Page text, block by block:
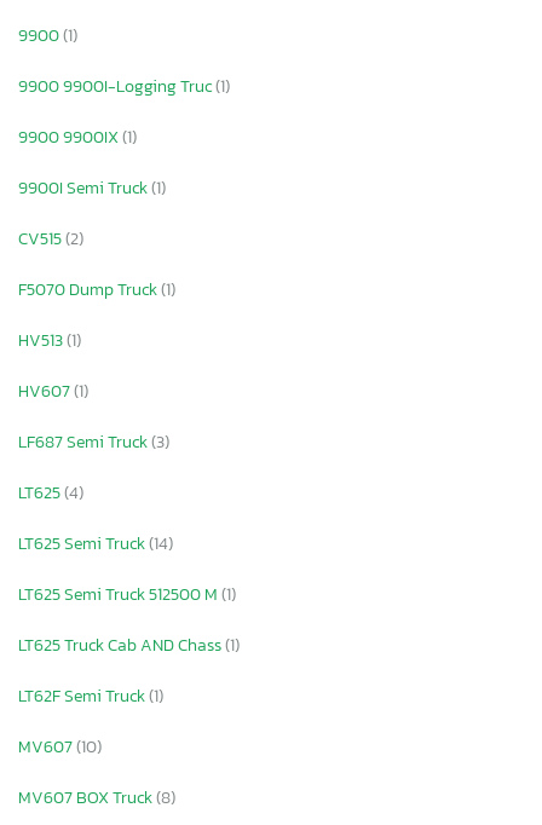
9900(1)
9900 9900I-Logging Truc(1)
9900 9900IX(1)
9900I Semi Truck(1)
CV515(2)
F5070 Dump Truck(1)
HV513(1)
HV607(1)
LF687 Semi Truck(3)
LT625(4)
LT625 Semi Truck(14)
LT625 Semi Truck 512500 M(1)
LT625 Truck Cab AND Chass(1)
LT62F Semi Truck(1)
MV607(10)
MV607 BOX Truck(8)